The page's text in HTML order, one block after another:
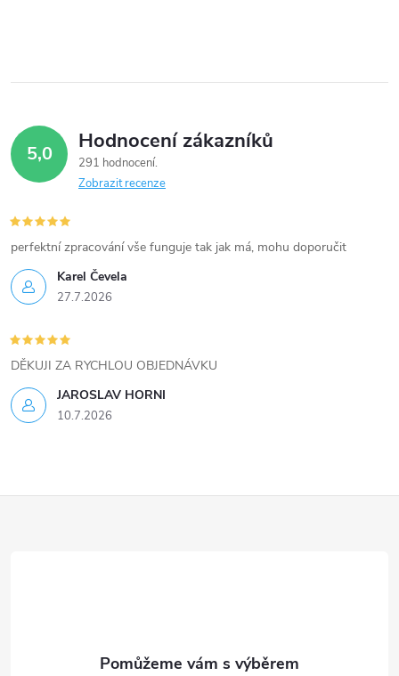
l
d
a
c
í
p
r
v
k
y
ý
5,0 Hodnocení zákazníků
291 hodnocení
Zobrazit recenze
Karel Čevela
27.7.2026
perfektní zpracování vše funguje tak jak má, mohu doporučit
JAROSLAV HORNI
10.7.2026
DĚKUJI ZA RYCHLOU OBJEDNÁVKU